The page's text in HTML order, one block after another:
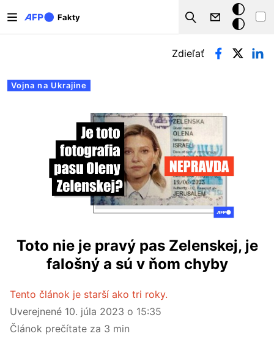
Fakty
Search
Tmavý
režim
Primárne karty
Vojna na Ukrajine
Zdieľať
Toto nie je pravý pas Zelenskej, je
falošný a sú v ňom chyby
Tento článok je starší ako tri roky.
Uverejnené 10. júla 2023 o 15:35
Článok prečítate za 3 min